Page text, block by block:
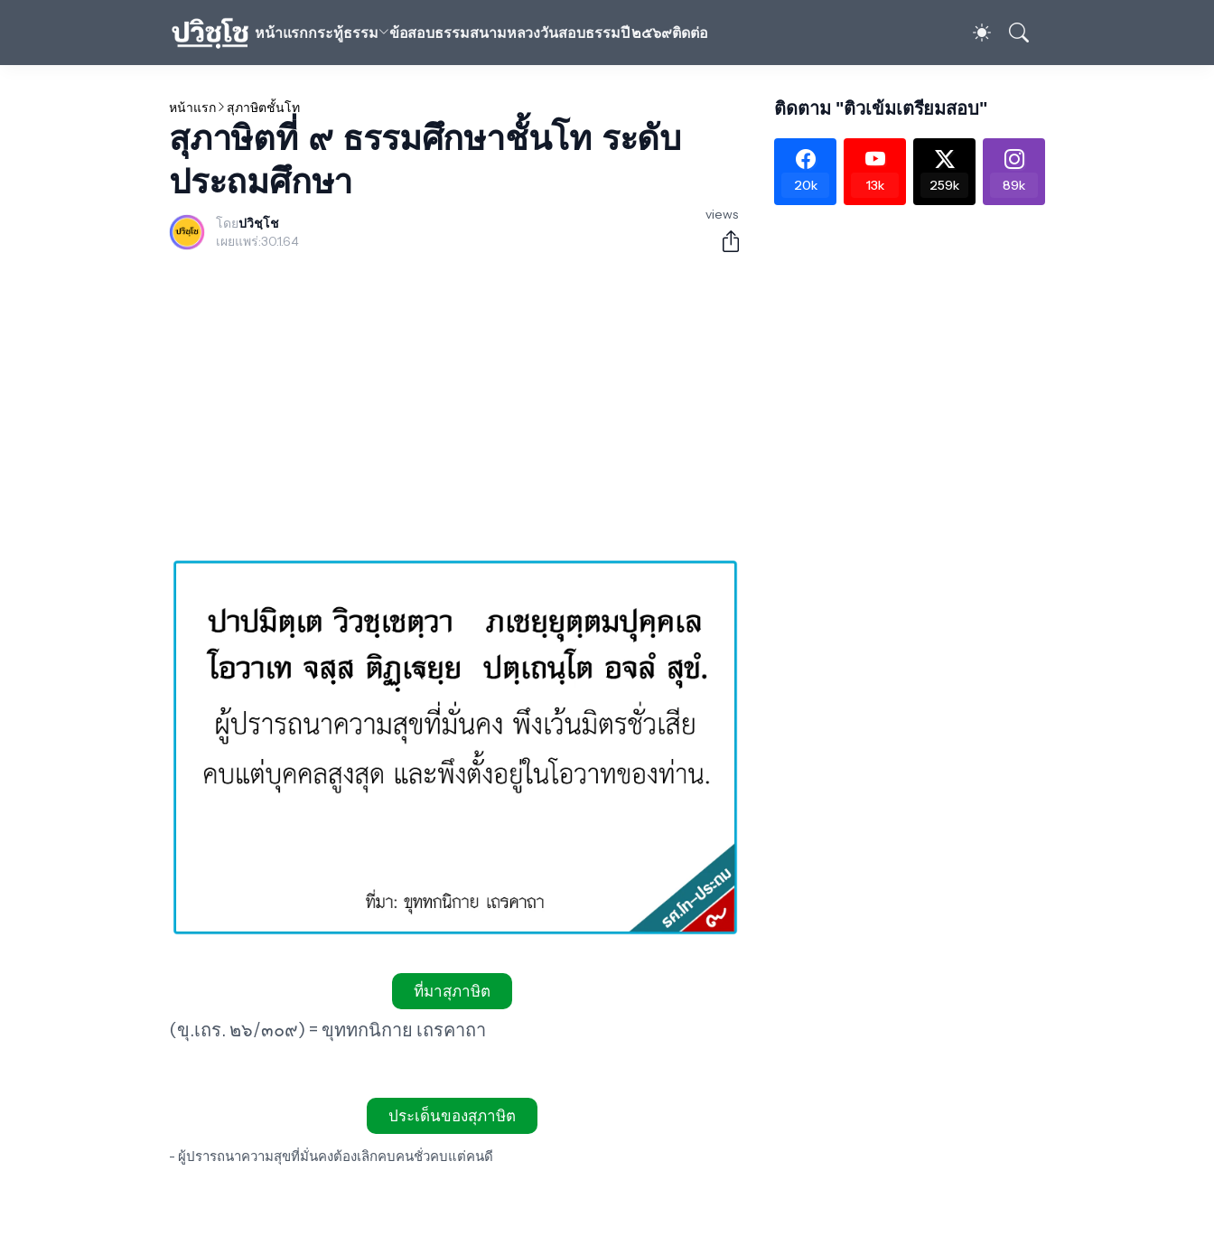
หน้าแรกกระทู้ธรรม ข้อสอบธรรมสนามหลวงวันสอบธรรมปี ๒๕๖๙ติดต่อ
หน้าแรก สุภาษิตชั้นโท
สุภาษิตที่ ๙ ธรรมศึกษาชั้นโท ระดับ
ประถมศึกษา
โดยปวิชฺโช
เผยแพร่:30.1.64
views
ที่มาสุภาษิต
(ขุ.เถร. ๒๖/๓๐๙) = ขุททกนิกาย เถรคาถา
ประเด็นของสุภาษิต
- ผู้ปรารถนาความสุขที่มั่นคงต้องเลิกคบคนชั่วคบแต่คนดี
ติดตาม "ติวเข้มเตรียมสอบ"
20k 13k 259k 89k